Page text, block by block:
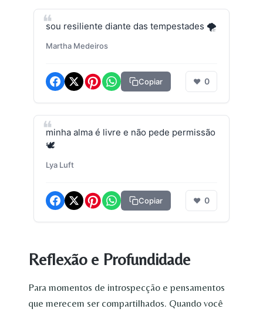
sou resiliente diante das tempestades 🌪️
Martha Medeiros
Copiar ❤ 0
minha alma é livre e não pede permissão
🕊️
Lya Luft
Copiar ❤ 0
Reflexão e Profundidade
Para momentos de introspecção e pensamentos
que merecem ser compartilhados. Quando você